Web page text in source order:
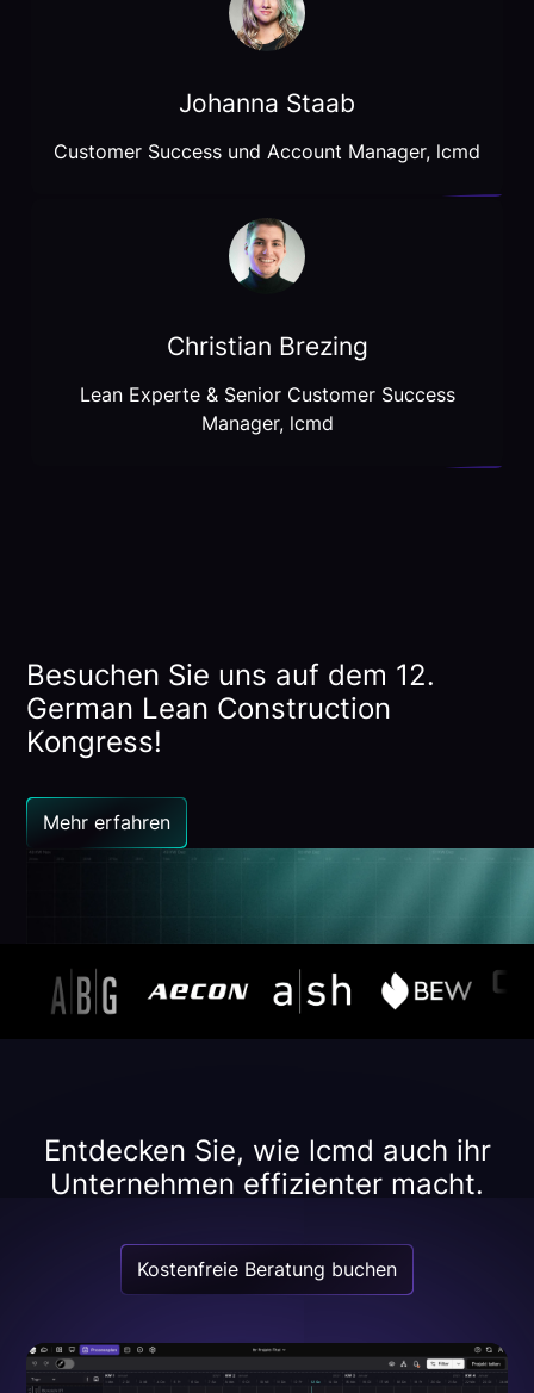
Johanna Staab
Customer Success und Account Manager, lcmd
Christian Brezing
Lean Experte & Senior Customer Success
Manager, lcmd
Besuchen Sie uns auf dem 12.
German Lean Construction
Kongress!
Mehr erfahren
Entdecken Sie, wie lcmd auch ihr
Unternehmen effizienter macht.
Kostenfreie Beratung buchen